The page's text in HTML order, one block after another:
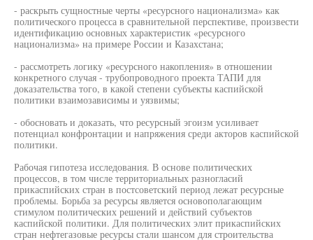
- раскрыть сущностные черты «ресурсного национализма» как
политического процесса в сравнительной перспективе, произвести
идентификацию основных характеристик «ресурсного
национализма» на примере России и Казахстана;
- рассмотреть логику «ресурсного накопления» в отношении
конкретного случая - трубопроводного проекта ТАПИ для
доказательства того, в какой степени субъекты каспийской
политики взаимозависимы и уязвимы;
- обосновать и доказать, что ресурсный эгоизм усиливает
потенциал конфронтации и напряжения среди акторов каспийской
политики.
Рабочая гипотеза исследования. В основе политических
процессов, в том числе территориальных разногласий
прикаспийских стран в постсоветский период лежат ресурсные
проблемы. Борьба за ресурсы является основополагающим
стимулом политических решений и действий субъектов
каспийской политики. Для политических элит прикаспийских
стран нефтегазовые ресурсы стали шансом для строительства